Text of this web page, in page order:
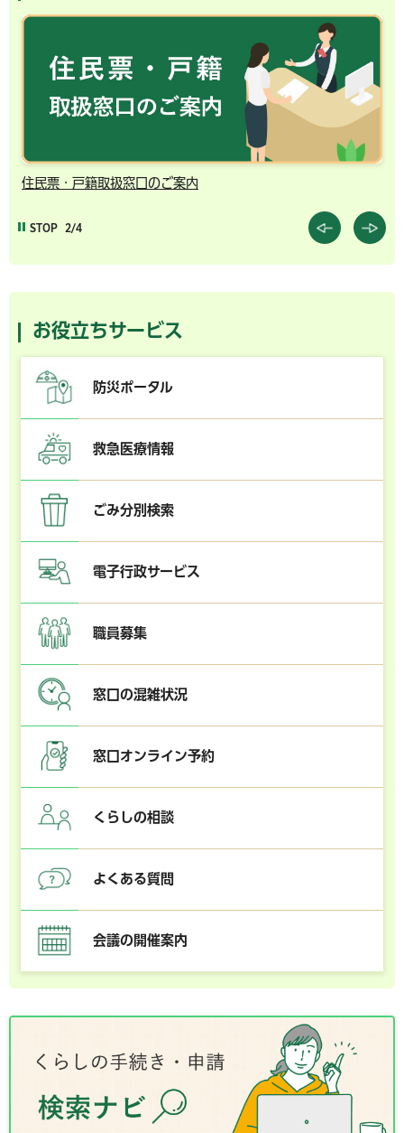
住民票・戸籍取扱窓口のご案内
STOP 2/4
お役立ちサービス
防災ポータル
救急医療情報
ごみ分別検索
電子行政サービス
職員募集
窓口の混雑状況
窓口オンライン予約
くらしの相談
よくある質問
会議の開催案内